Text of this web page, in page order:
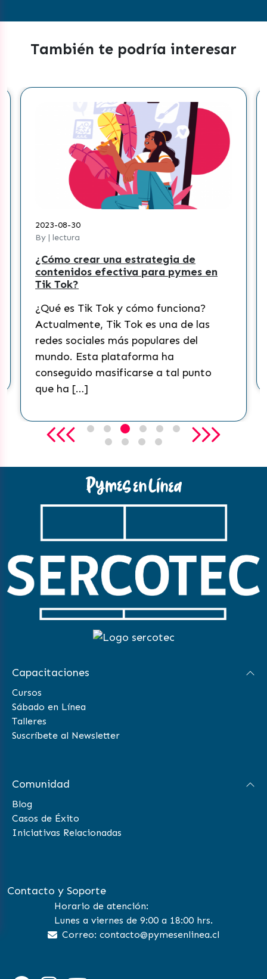
También te podría interesar
2023-08-30
By | lectura
¿Cómo crear una estrategia de
contenidos efectiva para pymes en
Tik Tok?
¿Qué es Tik Tok y cómo funciona?
Actualmente, Tik Tok es una de las
redes sociales más populares del
mundo. Esta plataforma ha
conseguido masificarse a tal punto
que ha […]
Capacitaciones
Cursos
Sábado en Línea
Talleres
Suscríbete al Newsletter
Comunidad
Blog
Casos de Éxito
Iniciativas Relacionadas
Contacto y Soporte
Horario de atención:
Lunes a viernes de 9:00 a 18:00 hrs.
Correo: contacto@pymesenlinea.cl